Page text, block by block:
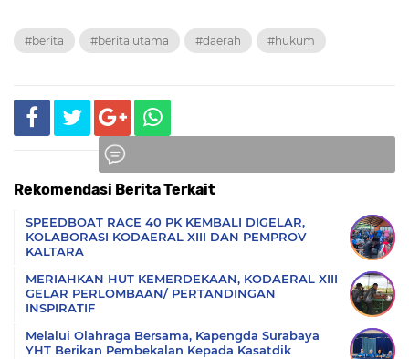
#berita #berita utama #daerah #hukum
Rekomendasi Berita Terkait
SPEEDBOAT RACE 40 PK KEMBALI DIGELAR,
KOLABORASI KODAERAL XIII DAN PEMPROV
KALTARA
MERIAHKAN HUT KEMERDEKAAN, KODAERAL XIII
GELAR PERLOMBAAN/ PERTANDINGAN
INSPIRATIF
Melalui Olahraga Bersama, Kapengda Surabaya
YHT Berikan Pembekalan Kepada Kasatdik